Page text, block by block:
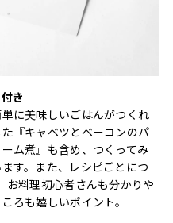
き
に美味しいごはんがつくれ
『キャベツとベーコンのパ
ム煮』も含め、つくってみ
す。また、レシピごとにつ
お料理初心者さんも分かりや
ろも嬉しいポイント。